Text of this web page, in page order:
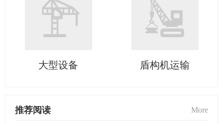
大型设备 盾构机运输
推荐阅读 More